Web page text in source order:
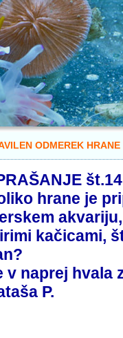
ODMEREK
hrane je
kačicami,
v naprej hvala
P.